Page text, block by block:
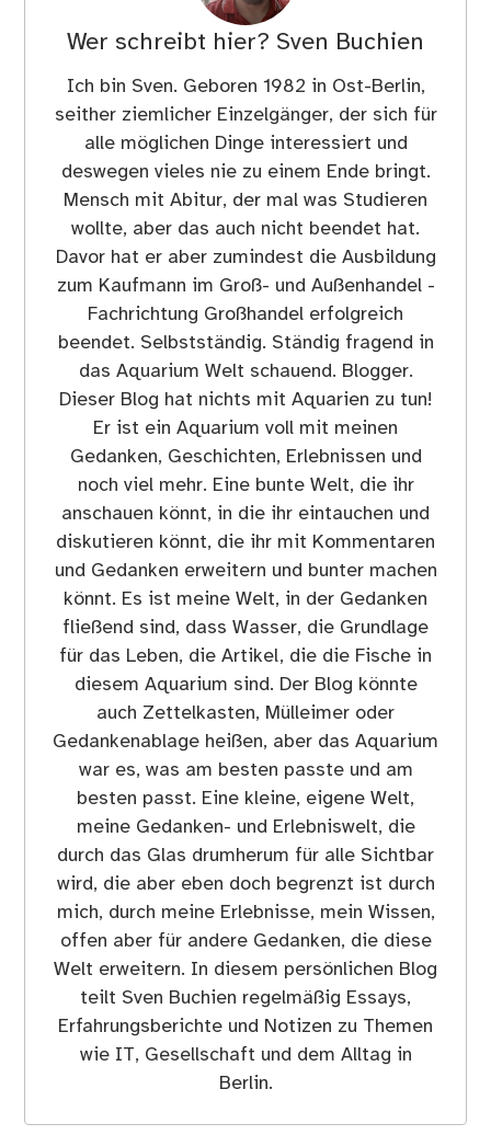
Wer schreibt hier? Sven Buchien
Ich bin Sven. Geboren 1982 in Ost-Berlin,
seither ziemlicher Einzelgänger, der sich für
alle möglichen Dinge interessiert und
deswegen vieles nie zu einem Ende bringt.
Mensch mit Abitur, der mal was Studieren
wollte, aber das auch nicht beendet hat.
Davor hat er aber zumindest die Ausbildung
zum Kaufmann im Groß- und Außenhandel -
Fachrichtung Großhandel erfolgreich
beendet. Selbstständig. Ständig fragend in
das Aquarium Welt schauend. Blogger.
Dieser Blog hat nichts mit Aquarien zu tun!
Er ist ein Aquarium voll mit meinen
Gedanken, Geschichten, Erlebnissen und
noch viel mehr. Eine bunte Welt, die ihr
anschauen könnt, in die ihr eintauchen und
diskutieren könnt, die ihr mit Kommentaren
und Gedanken erweitern und bunter machen
könnt. Es ist meine Welt, in der Gedanken
fließend sind, dass Wasser, die Grundlage
für das Leben, die Artikel, die die Fische in
diesem Aquarium sind. Der Blog könnte
auch Zettelkasten, Mülleimer oder
Gedankenablage heißen, aber das Aquarium
war es, was am besten passte und am
besten passt. Eine kleine, eigene Welt,
meine Gedanken- und Erlebniswelt, die
durch das Glas drumherum für alle Sichtbar
wird, die aber eben doch begrenzt ist durch
mich, durch meine Erlebnisse, mein Wissen,
offen aber für andere Gedanken, die diese
Welt erweitern. In diesem persönlichen Blog
teilt Sven Buchien regelmäßig Essays,
Erfahrungsberichte und Notizen zu Themen
wie IT, Gesellschaft und dem Alltag in
Berlin.